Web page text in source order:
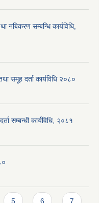
नबिकरण सम्बन्धि कार्यविधि,
समूह दर्ता कार्यविधि २०८०
सम्बन्धी कार्यविधि, २०८१
5 6 7